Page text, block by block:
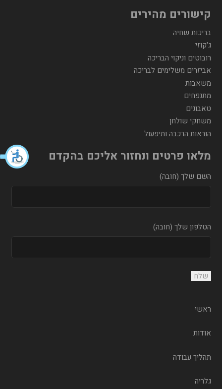
קישורים מהירים
בריכות שחיה
ג'קוזי
רובוטים וניקוי הבריכה
אביזרים משלימים לבריכה
משאבות
מתנפחים
טאבונים
משחקי שולחן
הוראות הרכבה ותיפעול
מלאו פרטים ונחזור אליכם בהקדם
השם שלך (חובה)
הטלפון שלך (חובה)
ראשי
אודות
תהליך עבודה
גלריה